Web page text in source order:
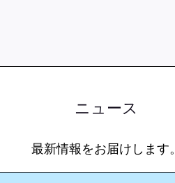
ニュース
最新情報をお届けします。